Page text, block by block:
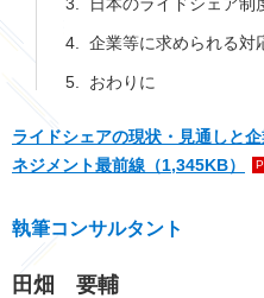
企業等に求められる対
おわりに
ライドシェアの現状・見通しと
ネジメント最前線 （1,345KB）
執筆コンサルタント
田畑 要輔